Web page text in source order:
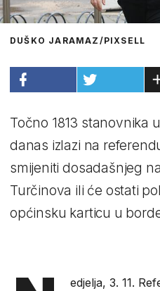
DUŠKO JARAMAZ/PIXSELL
Točno 1813 stanovnika
danas izlazi na
smijeniti dosadašnjeg
Turčinova ili će ostati
općinsku karticu u
edjelja, 3. 11.